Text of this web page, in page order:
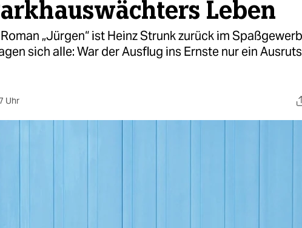
Leben
„Jürgen“ ist Heinz Strunk zurück im
sich alle: War der Ausflug ins Ernste nur ein
Uhr